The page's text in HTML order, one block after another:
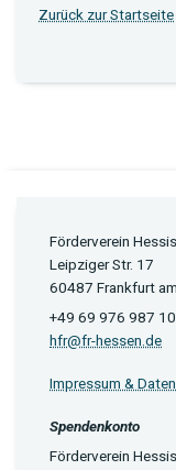
Zurück zur Startseite
Förderverein
Leipziger Str. 17
60487 Frankfurt
+49 69 976 987 10
hfr@fr-hessen.de
Impressum &
Spendenkonto
Förderverein